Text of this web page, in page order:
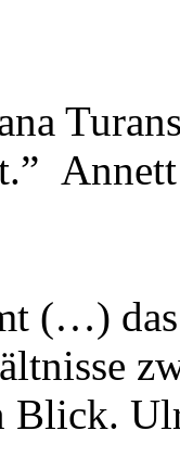
(…)
Blick.